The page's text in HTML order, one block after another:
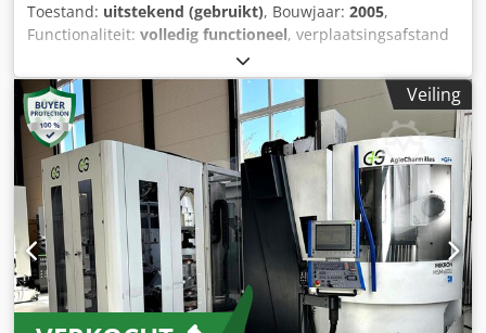
Toestand: uitstekend (gebruikt), Bouwjaar: 2005,
Functionaliteit: volledig functioneel, verplaatsingsafstand
, verplaatsing Y-as:
verplaatsingsafstand Z-as:350 mm, snelle verplaatsing X-
as:42 m/min , snelle verplaatsing Y-as: 42 m/min
, snelle
verplaatsing Z-as:
, toerental (max.): 42.000 rpm
,
spilsnelheid (max.):42.000 rpm, spil-motorvermogen:
12.000 W
, Uitrusting: documentatie / handleiding,
MIKRON HSM 400 HOGESNELHEID VERTICAAL
BEWERKINGSCENTRUM, BOUWJAAR 2005 Dodpfey Tvzqsx
Amtokr MINERALIT PORTAALCONSTRUCTIE MET
TRILLINGSDEMPING MOGELIJKHEID TOT AUTOMATISEREN
UITGERUST MET HEIDENHAIN TNC 530 X 400, Y 450, Z 350
MM SLAGEN ELEKTRONISCH HANDWIEL ELEKTROSPINDEL
Veiling